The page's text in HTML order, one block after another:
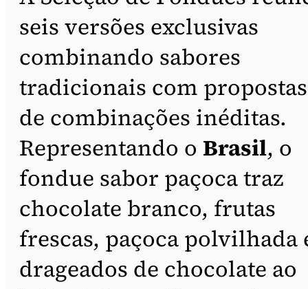
seis versões exclusivas
combinando sabores
tradicionais com propostas
de combinações inéditas.
Representando o Brasil, o
fondue sabor paçoca traz
chocolate branco, frutas
frescas, paçoca polvilhada
drageados de chocolate ao